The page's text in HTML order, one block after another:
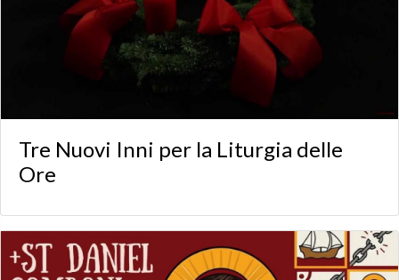
Tre Nuovi Inni per la Liturgia delle
Ore